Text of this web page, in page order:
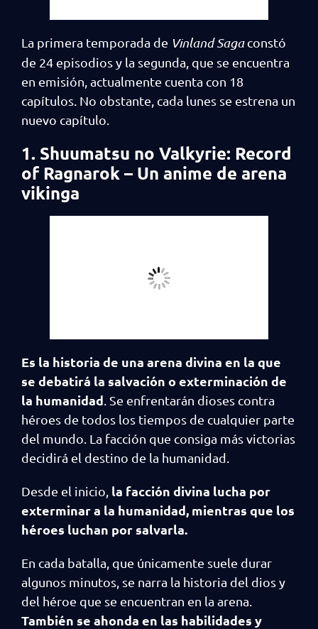
La primera temporada de Vinland Sagaconstó
de 24 episodios y la segunda, que se encuentra
en emisión, actualmente cuenta con 18
capítulos. No obstante, cada lunes se estrena un
nuevo capítulo.
1. Shuumatsu no Valkyrie: Record
of Ragnarok – Un anime de arena
vikinga
Es la historia de una arena divina en la que
se debatirá la salvación o exterminación de
la humanidad . Se enfrentarán dioses contra
héroes de todos los tiempos de cualquier parte
del mundo. La facción que consiga más victorias
decidirá el destino de la humanidad.
Desde el inicio, la facción divina lucha por
exterminar a la humanidad, mientras que los
héroes luchan por salvarla.
En cada batalla, que únicamente suele durar
algunos minutos, se narra la historia del dios y
del héroe que se encuentran en la arena.
También se ahonda en las habilidades y